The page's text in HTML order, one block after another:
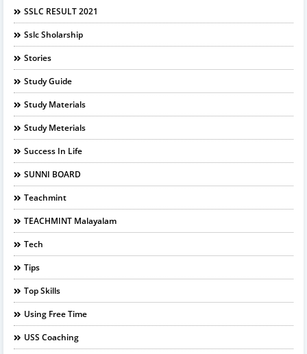
SSLC RESULT 2021
Sslc Sholarship
Stories
Study Guide
Study Materials
Study Meterials
Success In Life
SUNNI BOARD
Teachmint
TEACHMINT Malayalam
Tech
Tips
Top Skills
Using Free Time
USS Coaching